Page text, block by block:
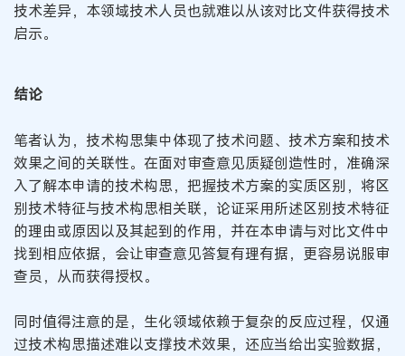
技术差异，本领域技术人员也就难以从该对比文件获得技术
启示。
结论
笔者认为，技术构思集中体现了技术问题、技术方案和技术
效果之间的关联性。在面对审查意见质疑创造性时，准确深
入了解本申请的技术构思，把握技术方案的实质区别，将区
别技术特征与技术构思相关联，论证采用所述区别技术特征
的理由或原因以及其起到的作用，并在本申请与对比文件中
找到相应依据，会让审查意见答复有理有据，更容易说服审
查员，从而获得授权。
同时值得注意的是，生化领域依赖于复杂的反应过程，仅通
过技术构思描述难以支撑技术效果，还应当给出实验数据，